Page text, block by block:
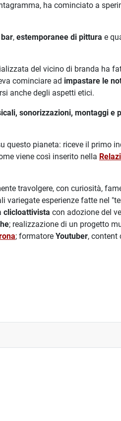
ha cominciato a
, estemporanee di pittura e
del vicino di branda ha
cominciare ad impastare le
anche degli aspetti etici.
sonorizzazioni, montaggi e
questo pianeta: riceve il primo
viene così inserito nella
travolgere, con curiosità,
esperienze fatte nel
clicloattivista con adozione del
; realizzazione di un progetto
; formatore Youtuber, content